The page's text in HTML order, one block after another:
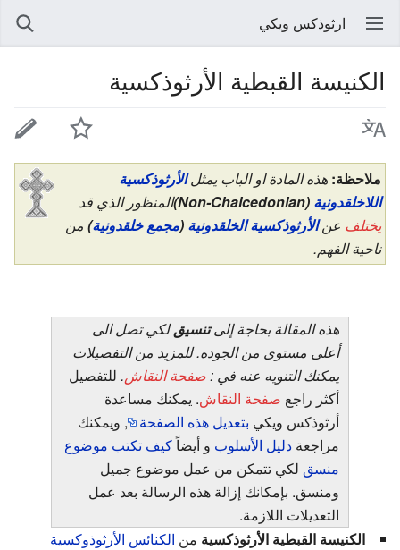
ارثوذكس ويكي
الكنيسة القبطية الأرثوذكسية
ملاحظة: هذه المادة او الباب يمثلالأرثوذكسية
اللاخلقدونية (Non-Chalcedonian)
المنظور الذي قد
يختلف عنالأرثوذكسية الخلقدونية (مجمع خلقدونية) من
ناحية الفهم.
هذه المقالة بحاجة إلىتنسيقلكي تصل الى
أعلى مستوى من الجوده. للمزيد من التفصيلات
يمكنك التنويه عنه في : صفحة النقاش. للتفصيل
أكثر راجع صفحة النقاش. يمكنك مساعدة
أرثوذكس ويكي بتعديل هذه الصفحة
, ويمكنك
مراجعة دليل الأسلوب و أيضاًكيف تكتب موضوع
منسق لكي تتمكن من عمل موضوع جميل
ومنسق. بإمكانك إزالة هذه الرسالة بعد عمل
التعديلات اللازمة.
الكنيسة القبطية الأرثوذكسية من الكنائس الأرثوذوكسية